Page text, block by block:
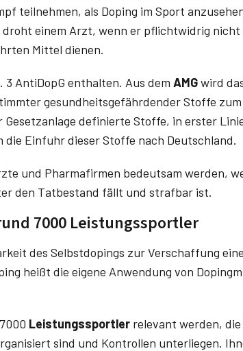
teilnehmen, als Doping im Sport
einem Arzt, wenn er pflichtwidrig
Mittel dienen.
AntiDopG enthalten. Aus dem AMGwird
gesundheitsgefährdender Stoffe zum
definierte Stoffe, in erster
Einfuhr dieser Stoffe nach Deutschland.
und Pharmafirmen bedeutsam werden,
den Tatbestand fällt und strafbar ist.
7000 Leistungssportler
des Selbstdopings zur Verschaffung
heißt die eigene Anwendung von
Leistungssportler relevant werden,
sind und Kontrollen unterliegen.